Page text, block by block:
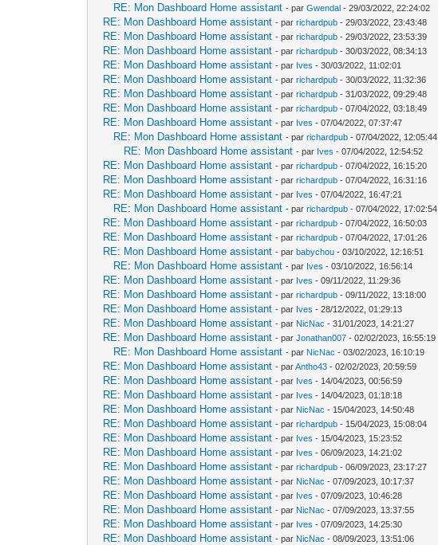
RE: Mon Dashboard Home assistant - parGwendal - 29/03/2022, 22:24:02
RE: Mon Dashboard Home assistant - parrichardpub - 29/03/2022, 23:43:48
RE: Mon Dashboard Home assistant - parrichardpub - 29/03/2022, 23:53:39
RE: Mon Dashboard Home assistant - parrichardpub - 30/03/2022, 08:34:13
RE: Mon Dashboard Home assistant - par Ives - 30/03/2022, 11:02:01
RE: Mon Dashboard Home assistant - parrichardpub - 30/03/2022, 11:32:36
RE: Mon Dashboard Home assistant - parrichardpub - 31/03/2022, 09:29:48
RE: Mon Dashboard Home assistant - parrichardpub - 07/04/2022, 03:18:49
RE: Mon Dashboard Home assistant - par Ives - 07/04/2022, 07:37:47
RE: Mon Dashboard Home assistant - parrichardpub - 07/04/2022, 12:05:44
RE: Mon Dashboard Home assistant - par Ives - 07/04/2022, 12:54:52
RE: Mon Dashboard Home assistant - parrichardpub - 07/04/2022, 16:15:20
RE: Mon Dashboard Home assistant - parrichardpub - 07/04/2022, 16:31:16
RE: Mon Dashboard Home assistant - par Ives - 07/04/2022, 16:47:21
RE: Mon Dashboard Home assistant - parrichardpub - 07/04/2022, 17:02:54
RE: Mon Dashboard Home assistant - parrichardpub - 07/04/2022, 16:50:03
RE: Mon Dashboard Home assistant - parrichardpub - 07/04/2022, 17:01:26
RE: Mon Dashboard Home assistant - parbabychou - 03/10/2022, 12:16:51
RE: Mon Dashboard Home assistant - par Ives - 03/10/2022, 16:56:14
RE: Mon Dashboard Home assistant - par Ives - 09/11/2022, 11:29:36
RE: Mon Dashboard Home assistant - parrichardpub - 09/11/2022, 13:18:00
RE: Mon Dashboard Home assistant - par Ives - 28/12/2022, 01:29:13
RE: Mon Dashboard Home assistant - par NicNac - 31/01/2023, 14:21:27
RE: Mon Dashboard Home assistant - parJonathan007 - 02/02/2023, 16:55:19
RE: Mon Dashboard Home assistant - par NicNac - 03/02/2023, 16:10:19
RE: Mon Dashboard Home assistant - parAntho43 - 02/02/2023, 20:59:59
RE: Mon Dashboard Home assistant - par Ives - 14/04/2023, 00:56:59
RE: Mon Dashboard Home assistant - par Ives - 14/04/2023, 01:18:18
RE: Mon Dashboard Home assistant - par NicNac - 15/04/2023, 14:50:48
RE: Mon Dashboard Home assistant - parrichardpub - 15/04/2023, 15:08:04
RE: Mon Dashboard Home assistant - par Ives - 15/04/2023, 15:23:52
RE: Mon Dashboard Home assistant - par Ives - 06/09/2023, 14:21:02
RE: Mon Dashboard Home assistant - parrichardpub - 06/09/2023, 23:17:27
RE: Mon Dashboard Home assistant - par NicNac - 07/09/2023, 10:17:37
RE: Mon Dashboard Home assistant - par Ives - 07/09/2023, 10:46:28
RE: Mon Dashboard Home assistant - par NicNac - 07/09/2023, 13:37:55
RE: Mon Dashboard Home assistant - par Ives - 07/09/2023, 14:25:30
RE: Mon Dashboard Home assistant - par NicNac - 08/09/2023, 13:51:06